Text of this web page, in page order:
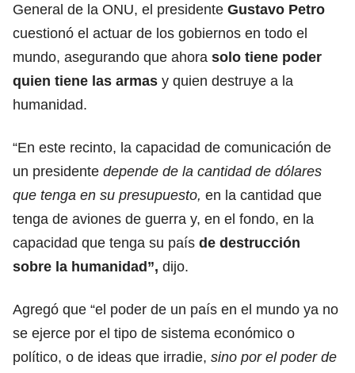
General de la ONU, el presidente Gustavo Petro
cuestionó el actuar de los gobiernos en todo el
mundo, asegurando que ahora solo tiene poder
quien tiene las armas y quien destruye a la
humanidad.
“En este recinto, la capacidad de comunicación de
un presidente depende de la cantidad de dólares
que tenga en su presupuesto, en la cantidad que
tenga de aviones de guerra y, en el fondo, en la
capacidad que tenga su país de destrucción
sobre la humanidad”, dijo.
Agregó que “el poder de un país en el mundo ya no
se ejerce por el tipo de sistema económico o
político, o de ideas que irradie, sino por el poder de